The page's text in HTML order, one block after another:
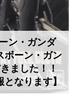
ン・ガンダ
ボーン・ガン
ました！！
となります】